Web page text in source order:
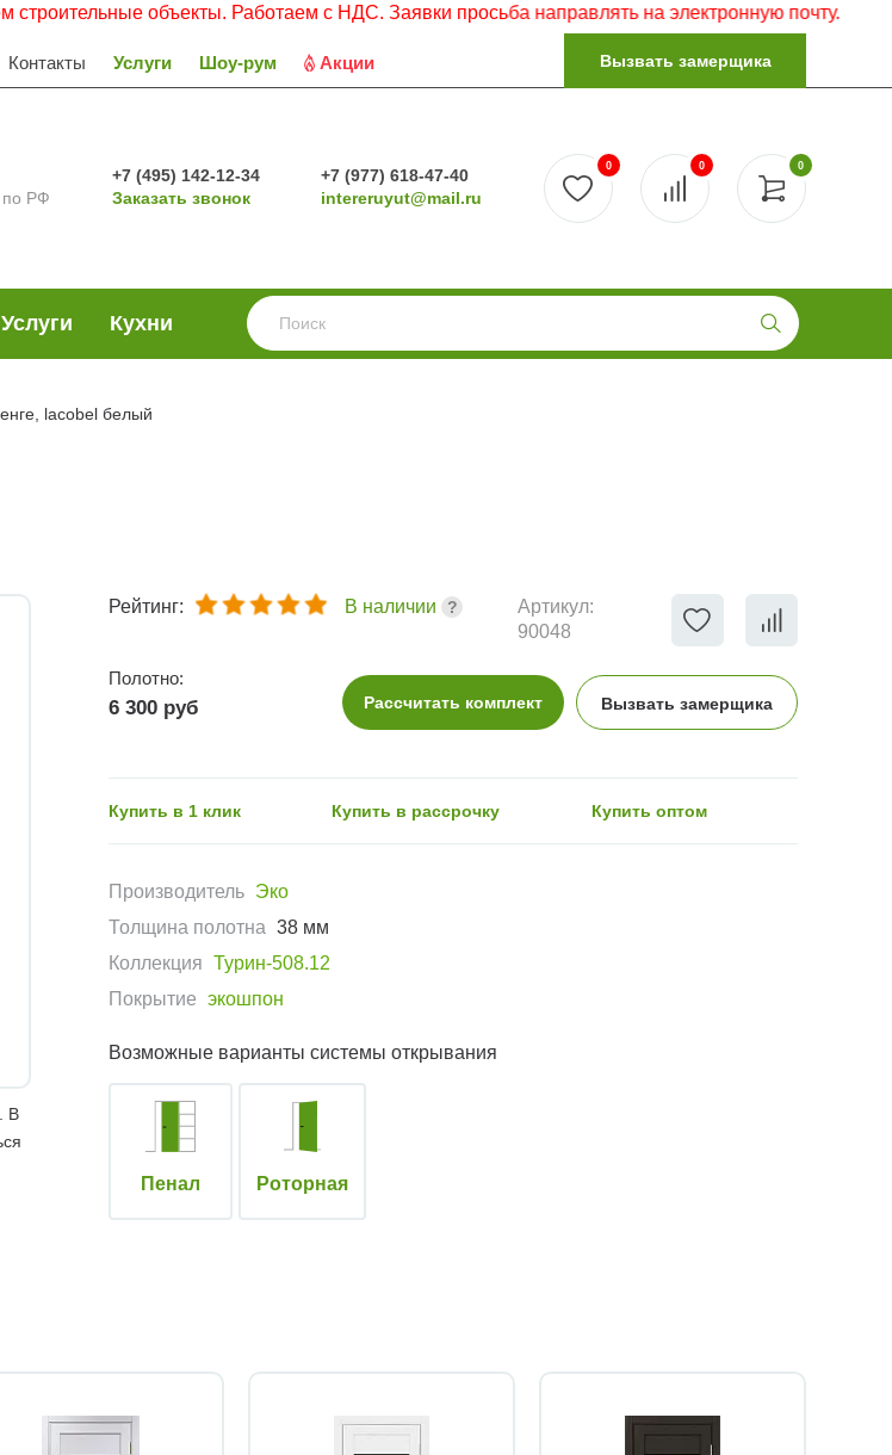
объекты. Работаем с НДС. Заявки просьба направлять на электронную почту.
Контакты Услуги Шоу-рум Акции Вызвать замерщика
по РФ
+7 (495) 142-12-34
Заказать звонок
+7 (977) 618-47-40
intereruyut@mail.ru
0
0 0
Услуги Кухни
lacobel белый
В
Рейтинг: В наличии
Артикул:
90048
Полотно:
6 300 руб Рассчитать комплект Вызвать замерщика
Купить в 1 клик Купить в рассрочку Купить оптом
Производитель Эко
Толщина полотна 38 мм
Коллекция Турин-508.12
Покрытие экошпон
Возможные варианты системы открывания
Пенал Роторная